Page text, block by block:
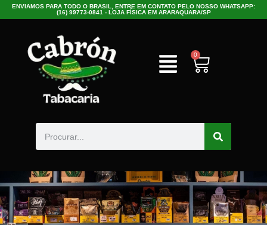
ENVIAMOS PARA TODO O BRASIL, ENTRE EM CONTATO PELO NOSSO WHATSAPP:
(16) 99773-0841 - LOJA FÍSICA EM ARARAQUARA/SP
0